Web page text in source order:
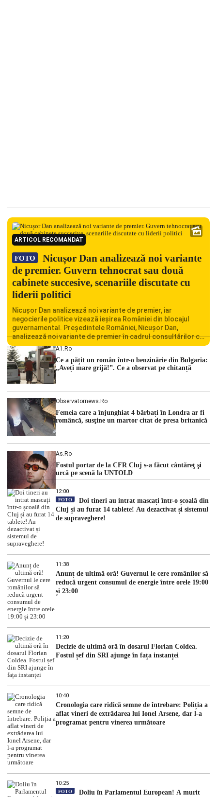
ARTICOL RECOMANDAT
FOTO
Nicușor Dan analizează noi variante
de premier. Guvern tehnocrat sau două
cabinete succesive, scenariile discutate cu
liderii politici
Nicușor Dan analizează noi variante de premier, iar
negocierile politice vizează ieșirea României din blocajul
guvernamental. Președintele României, Nicușor Dan,
analizează noi variante de premier în cadrul consultărilor cu
liderii politici. Ciprian Ciucu vorbește despre scenariul unui
guvern tehnocrat și despre posibilitatea a două cabinete
succesive. Nicușor Dan analizează noi variante de premier
România traversează […]
A1.ro
Ce a pățit un român într-o benzinărie din Bulgaria:
„Aveți mare grijă!”. Ce a observat pe chitanță
Observatornews.ro
Femeia care a înjunghiat 4 bărbați în Londra ar fi
româncă, susţine un martor citat de presa britanică
As.ro
Fostul portar de la CFR Cluj s-a făcut cântăreţ şi
urcă pe scenă la UNTOLD
12:00
FOTO
Doi tineri au intrat mascați într-o școală din
Cluj și au furat 14 tablete! Au dezactivat și sistemul
de supraveghere!
11:38
Anunț de ultimă oră! Guvernul le cere românilor să
reducă urgent consumul de energie între orele 19:00
și 23:00
11:20
Decizie de ultimă oră în dosarul Florian Coldea.
Fostul șef din SRI ajunge în fața instanței
10:40
Cronologia care ridică semne de întrebare: Poliția a
aflat vineri de extrădarea lui Ionel Arsene, dar l-a
programat pentru vinerea următoare
10:25
FOTO
Doliu în Parlamentul European! A murit